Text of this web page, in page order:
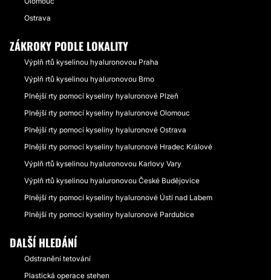
Ostrava
ZÁKROKY PODLE LOKALITY
Výplň rtů kyselinou hyaluronovou Praha
Výplň rtů kyselinou hyaluronovou Brno
Plnější rty pomocí kyseliny hyaluronové Plzeň
Plnější rty pomocí kyseliny hyaluronové Olomouc
Plnější rty pomocí kyseliny hyaluronové Ostrava
Plnější rty pomocí kyseliny hyaluronové Hradec Králové
Výplň rtů kyselinou hyaluronovou Karlovy Vary
Výplň rtů kyselinou hyaluronovou České Budějovice
Plnější rty pomocí kyseliny hyaluronové Ústí nad Labem
Plnější rty pomocí kyseliny hyaluronové Pardubice
DALŠÍ HLEDÁNÍ
Odstranění tetování
Plastická operace stehen